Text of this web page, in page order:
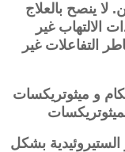
لا ينصح بالعلاج
الالتهاب غير
التفاعلات غير
و ميثوتريكسات
بشكل